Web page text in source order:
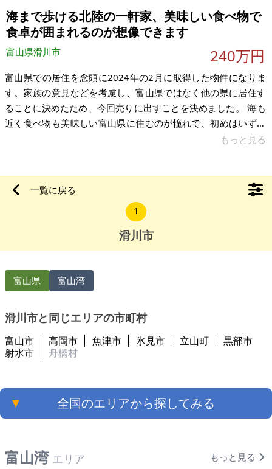
い立地です。駐車場はありませんが、敷地内前面の一部の塀を
取り除けば駐車場スペースを
海まで歩ける北陸の一軒家、美味しい食べ物で
食卓が囲まれるのが想像できます
富山県滑川市 240万円
富山県での居住を念頭に2024年の2月に取得した物件になりま
す。家族の意見などを考慮し、富山県ではなく他の県に居住す
ることに決めたため、今回売りに出すことを決めました。 海も
近く食べ物も美味しい富山県に住むのが憧れで、初めはいずれ
住めるよう所有し続けることを考えましたが、この家を大切に
一部リフォーム済み、街の中心街で住環境が良いです。築年数
は古いです、引渡し時期に特に希望はありません。 【物件概
要】※古屋付土地 場所：富山県滑川市田中町 土地： 建物：
もっと見る
一覧に戻る
1
滑川市
富山県 富山湾
滑川市と同じエリアの市町村
富山市 高岡市 魚津市 氷見市 立山町
黒部市
射水市
舟橋村
▼ 全国のエリアから探してみる
富山湾 エリア もっと見る